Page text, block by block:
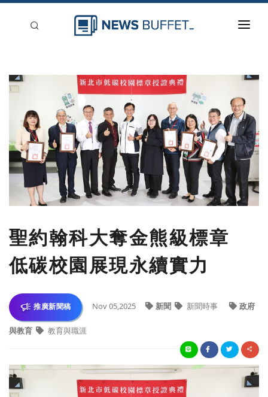
新聞稿分類
刊登
聖約翰科大奪金熊級標章
低碳校園展現永續實力
推廣新聞稿 Nov 05,2025 新聞 新聞時事 政府
與教育 教育與職涯